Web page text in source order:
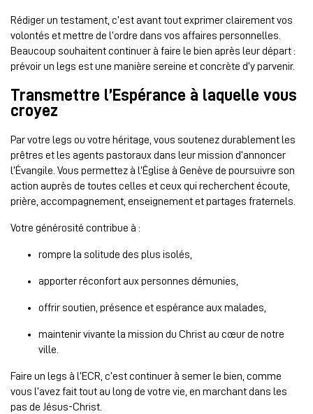
Rédiger un testament, c’est avant tout exprimer clairement vos
volontés et mettre de l’ordre dans vos affaires personnelles.
Beaucoup souhaitent continuer à faire le bien après leur départ :
prévoir un legs est une manière sereine et concrète d’y parvenir.
Transmettre l’Espérance à laquelle vous
croyez
Par votre legs ou votre héritage, vous soutenez durablement les
prêtres et les agents pastoraux dans leur mission d’annoncer
l’Évangile. Vous permettez à l’Église à Genève de poursuivre son
action auprès de toutes celles et ceux qui recherchent écoute,
prière, accompagnement, enseignement et partages fraternels.
Votre générosité contribue à :
rompre la solitude des plus isolés,
apporter réconfort aux personnes démunies,
offrir soutien, présence et espérance aux malades,
maintenir vivante la mission du Christ au cœur de notre
ville.
Faire un legs à l’ECR, c’est continuer à semer le bien, comme
vous l’avez fait tout au long de votre vie, en marchant dans les
pas de Jésus-Christ.